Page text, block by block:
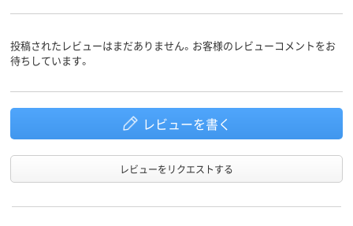
投稿されたレビューはまだありません。お客様のレビューコメントをお
待ちしています。
レビューを書く
レビューをリクエストする